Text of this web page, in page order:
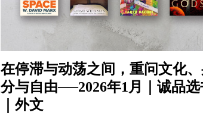
在停滞与动荡之间，重问文化
分与自由──2026年1月｜诚品选
｜外文